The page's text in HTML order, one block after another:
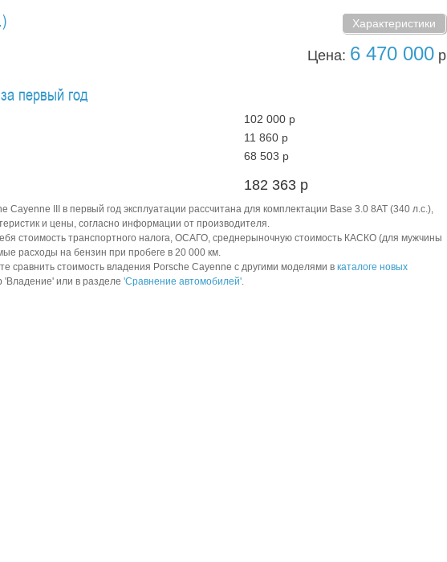
Характеристики
Цена: 6 470 000 р
первый год
102 000 р
11 860 р
68 503 р
182 363 р
Cayenne III в первый год эксплуатации рассчитана для комплектации Base 3.0 8AT (340 л.с.),
и цены, согласно информации от производителя.
стоимость транспортного налога, ОСАГО, среднерыночную стоимость КАСКО (для мужчины
расходы на бензин при пробеге в 20 000 км.
сравнить стоимость владения Porsche Cayenne с другими моделями в каталоге новых
'Владение' или в разделе 'Сравнение автомобилей'.